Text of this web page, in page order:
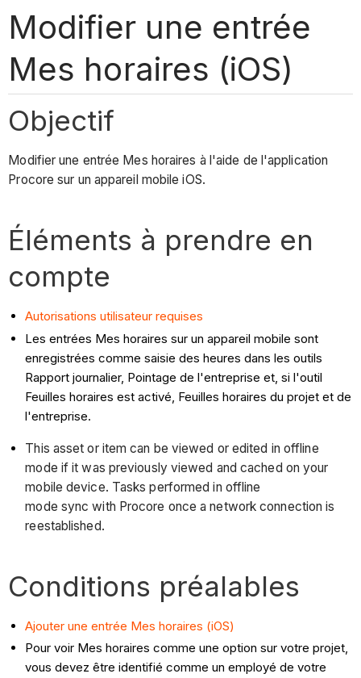
Modifier une entrée
Mes horaires (iOS)
Objectif
Modifier une entrée Mes horaires à l'aide de l'application
Procore sur un appareil mobile iOS.
Éléments à prendre en
compte
Autorisations utilisateur requises
Les entrées Mes horaires sur un appareil mobile sont
enregistrées comme saisie des heures dans les outils
Rapport journalier, Pointage de l'entreprise et, si l'outil
Feuilles horaires est activé, Feuilles horaires du projet et de
l'entreprise.
This asset or item can be viewed or edited in offline
mode if it was previously viewed and cached on your
mobile device. Tasks performed in offline
mode sync with Procore once a network connection is
reestablished.
Conditions préalables
Ajouter une entrée Mes horaires (iOS)
Pour voir Mes horaires comme une option sur votre projet,
vous devez être identifié comme un employé de votre